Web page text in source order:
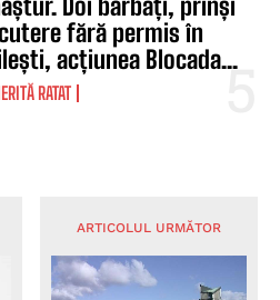
Doi bărbați, prinși
fără permis în
acțiunea Blocada...
RATAT
ARTICOLUL URMĂTOR